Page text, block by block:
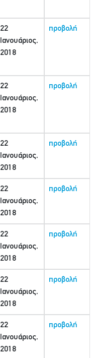
22
Ιανουάριος,
2018
προβολή
22
Ιανουάριος,
2018
προβολή
22
Ιανουάριος,
2018
προβολή
22
Ιανουάριος,
2018
προβολή
22
Ιανουάριος,
2018
προβολή
22
Ιανουάριος,
2018
προβολή
22
Ιανουάριος,
2018
προβολή